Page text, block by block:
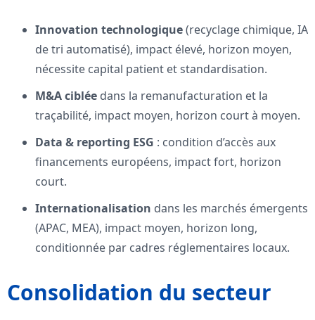
Innovation technologique(recyclage chimique, IA
de tri automatisé), impact élevé, horizon moyen,
nécessite capital patient et standardisation.
M&A ciblée dans la remanufacturation et la
traçabilité, impact moyen, horizon court à moyen.
Data & reporting ESG : condition d’accès aux
financements européens, impact fort, horizon
court.
Internationalisation dans les marchés émergents
(APAC, MEA), impact moyen, horizon long,
conditionnée par cadres réglementaires locaux.
Consolidation du secteur